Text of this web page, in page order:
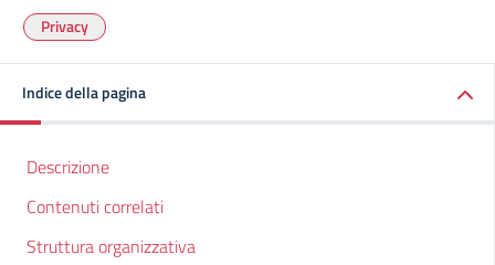
Privacy
Indice della pagina
Descrizione
Contenuti correlati
Struttura organizzativa